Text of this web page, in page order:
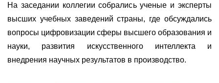
На заседании коллегии собрались ученые и эксперты
высших учебных заведений страны, где обсуждались
вопросы цифровизации сферы высшего образования и
науки, развития искусственного интеллекта и
внедрения научных результатов в производство.